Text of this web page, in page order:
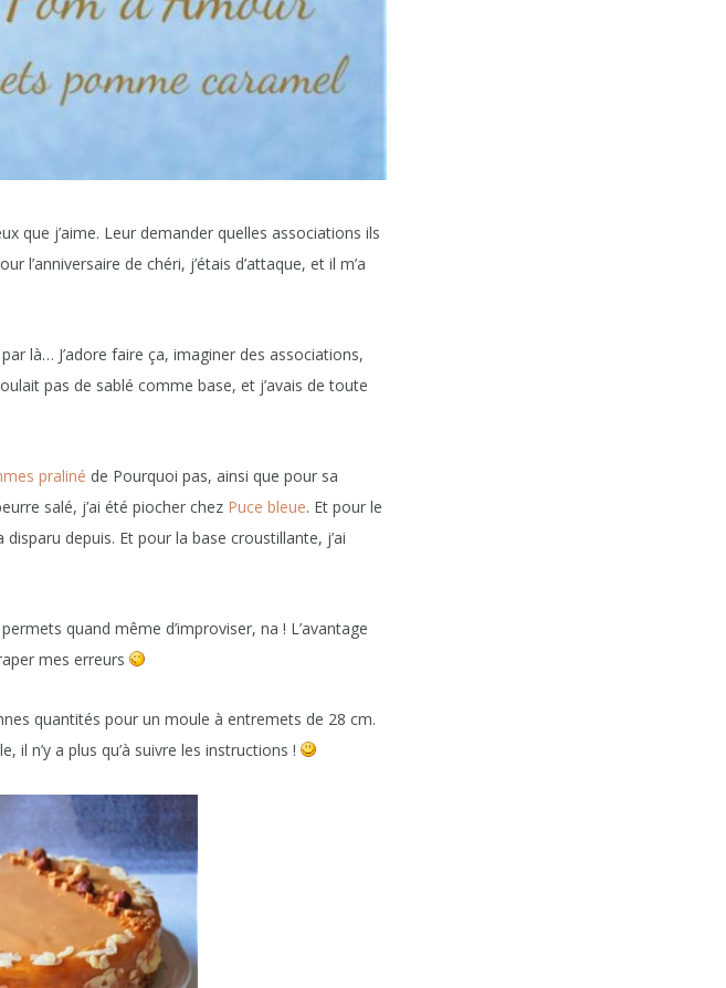
que j’aime. Leur demander quelles associations ils
l’anniversaire de chéri, j’étais d’attaque, et il m’a
là… J’adore faire ça, imaginer des associations,
pas de sablé comme base, et j’avais de toute
praliné de Pourquoi pas, ainsi que pour sa
salé, j’ai été piocher chez Puce bleue. Et pour le
disparu depuis. Et pour la base croustillante, j’ai
quand même d’improviser, na ! L’avantage
mes erreurs
quantités pour un moule à entremets de 28 cm.
il n’y a plus qu’à suivre les instructions !